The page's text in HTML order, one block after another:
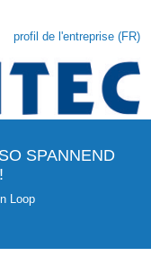
profil de l'entreprise (FR)
SPANNEND
Loop